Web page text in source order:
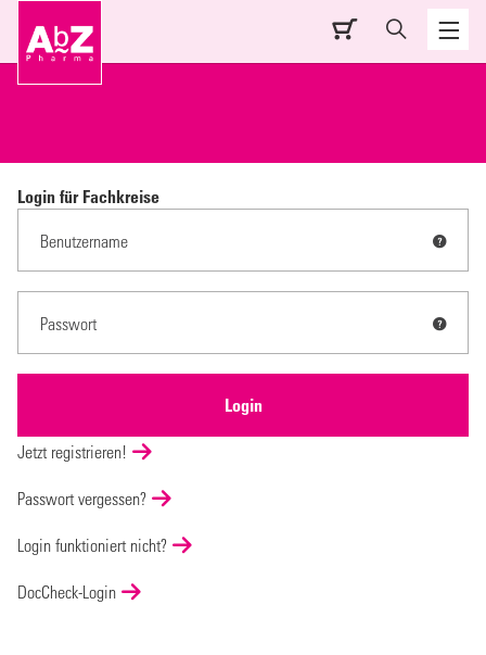
Login für Fachkreise
Jetzt registrieren!
Passwort vergessen?
Login funktioniert nicht?
DocCheck-Login